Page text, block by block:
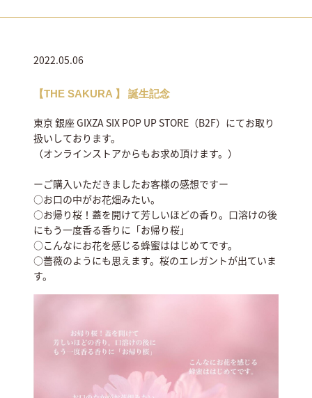
2022.05.06
【THE SAKURA 】 誕生記念
東京 銀座 GIXZA SIX POP UP STORE（B2F）にてお取り
扱いしております。
（オンラインストアからもお求め頂けます。）
ーご購入いただきましたお客様の感想ですー
○お口の中がお花畑みたい。
○お帰り桜！蓋を開けて芳しいほどの香り。口溶けの後
にもう一度香る香りに「お帰り桜」
○こんなにお花を感じる蜂蜜ははじめてです。
○薔薇のようにも思えます。桜のエレガントが出ていま
す。